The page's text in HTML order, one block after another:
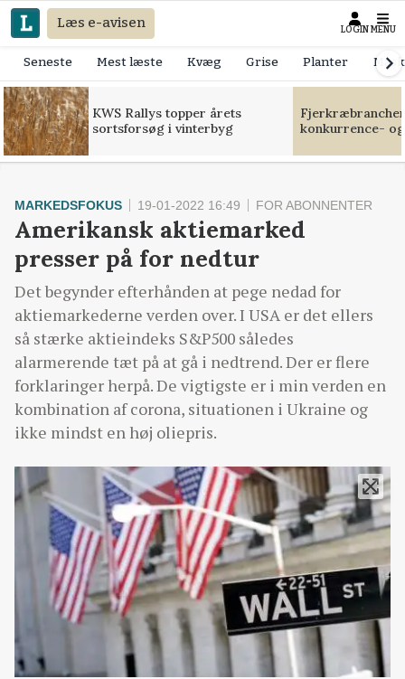
Læs e-avisen LOGIN MENU
Seneste Mest læste Kvæg Grise Planter
KWS Rallys topper årets
sortsforsøg i vinterbyg
konkurrence-
MARKEDSFOKUS 19-01-2022 16:49 FOR ABONNENTER
Amerikansk aktiemarked
presser på for nedtur
Det begynder efterhånden at pege nedad for
aktiemarkederne verden over. I USA er det ellers
så stærke aktieindeks S&P500 således
alarmerende tæt på at gå i nedtrend. Der er flere
forklaringer herpå. De vigtigste er i min verden en
kombination af corona, situationen i Ukraine og
ikke mindst en høj oliepris.